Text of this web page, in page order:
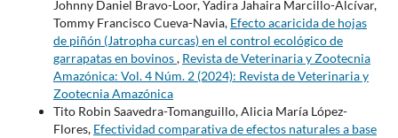
Johnny Daniel Bravo-Loor, Yadira Jahaira Marcillo-Alcívar,
Tommy Francisco Cueva-Navia, Efecto acaricida de hojas
de piñón (Jatropha curcas) en el control ecológico de
garrapatas en bovinos, Revista de Veterinaria y Zootecnia
Amazónica: Vol. 4 Núm. 2 (2024): Revista de Veterinaria y
Zootecnia Amazónica
Tito Robin Saavedra-Tomanguillo, Alicia María López-
Flores, Efectividad comparativa de efectos naturales a base